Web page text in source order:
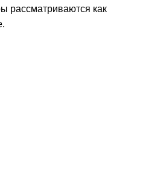
рассматриваются как